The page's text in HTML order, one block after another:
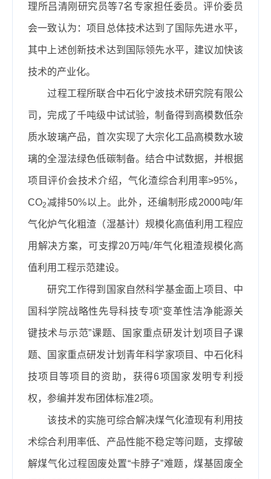
理所吕清刚研究员等7名专家担任委员。评价委员
会一致认为：项目总体技术达到了国际先进水平，
其中上述创新技术达到国际领先水平，建议加快该
技术的产业化。
过程工程所联合中石化宁波技术研究院有限公
司，完成了千吨级中试试验，制备得到高模数低杂
质水玻璃产品，首次实现了大宗化工品高模数水玻
璃的全湿法绿色低碳制备。结合中试数据，并根据
项目评价会技术介绍，气化渣综合利用率>95%，
CO2 减排50%以上。此外，还编制形成2000吨/年
气化炉气化粗渣（湿基计）规模化高值利用工程应
用解决方案，可支撑20万吨/年气化粗渣规模化高
值利用工程示范建设。
研究工作得到国家自然科学基金面上项目、中
国科学院战略性先导科技专项“变革性洁净能源关
键技术与示范”课题、国家重点研发计划项目子课
题、国家重点研发计划青年科学家项目、中石化科
技项目等项目的资助，获得6项国家发明专利授
权，参编并发布团体标准2项。
该技术的实施可综合解决煤气化渣现有利用技
术综合利用率低、产品性能不稳定等问题，支撑破
解煤气化过程固废处置“卡脖子”难题，煤基固废全